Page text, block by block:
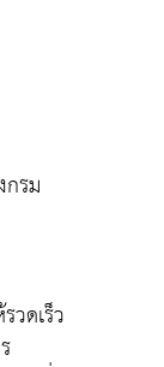
รม
วดเร็ว